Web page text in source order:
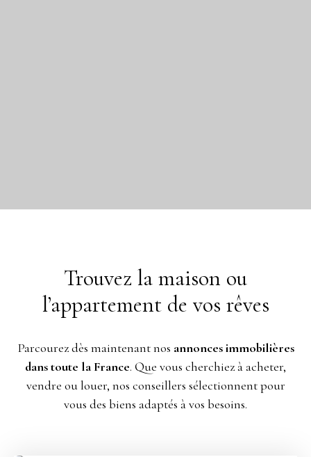
Trouvez la maison ou
l’appartement de vos rêves
Parcourez dès maintenant nos annonces immobilières
dans toute la France. Que vous cherchiez à acheter,
vendre ou louer, nos conseillers sélectionnent pour
vous des biens adaptés à vos besoins.